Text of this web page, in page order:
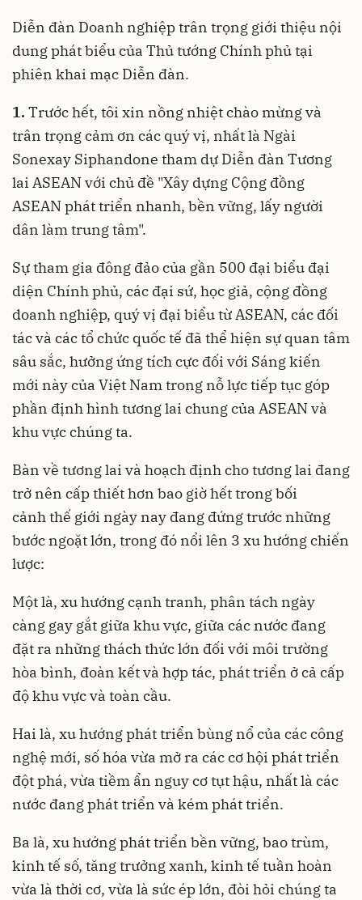
Diễn đàn Doanh nghiệp trân trọng giới thiệu nội
dung phát biểu của Thủ tướng Chính phủ tại
phiên khai mạc Diễn đàn.
1. Trước hết, tôi xin nồng nhiệt chào mừng và
trân trọng cảm ơn các quý vị, nhất là Ngài
Sonexay Siphandone tham dự Diễn đàn Tương
lai ASEAN với chủ đề "Xây dựng Cộng đồng
ASEAN phát triển nhanh, bền vững, lấy người
dân làm trung tâm".
Sự tham gia đông đảo của gần 500 đại biểu đại
diện Chính phủ, các đại sứ, học giả, cộng đồng
doanh nghiệp, quý vị đại biểu từ ASEAN, các đối
tác và các tổ chức quốc tế đã thể hiện sự quan tâm
sâu sắc, hưởng ứng tích cực đối với Sáng kiến
mới này của Việt Nam trong nỗ lực tiếp tục góp
phần định hình tương lai chung của ASEAN và
khu vực chúng ta.
Bàn về tương lai và hoạch định cho tương lai đang
trở nên cấp thiết hơn bao giờ hết trong bối
cảnh thế giới ngày nay đang đứng trước những
bước ngoặt lớn, trong đó nổi lên 3 xu hướng chiến
lược:
Một là, xu hướng cạnh tranh, phân tách ngày
càng gay gắt giữa khu vực, giữa các nước đang
đặt ra những thách thức lớn đối với môi trường
hòa bình, đoàn kết và hợp tác, phát triển ở cả cấp
độ khu vực và toàn cầu.
Hai là, xu hướng phát triển bùng nổ của các công
nghệ mới, số hóa vừa mở ra các cơ hội phát triển
đột phá, vừa tiềm ẩn nguy cơ tụt hậu, nhất là các
nước đang phát triển và kém phát triển.
Ba là, xu hướng phát triển bền vững, bao trùm,
kinh tế số, tăng trưởng xanh, kinh tế tuần hoàn
vừa là thời cơ, vừa là sức ép lớn, đòi hỏi chúng ta